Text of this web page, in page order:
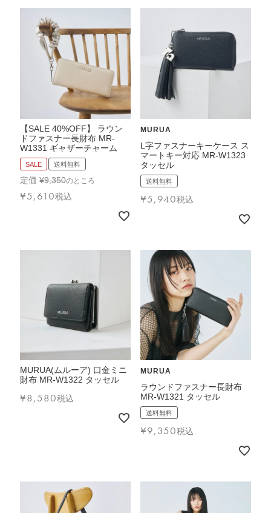
【SALE 40%OFF】 ラウン
ドファスナー長財布 MR-
W1331 ギャザーチャーム
SALE 送料無料
定価 ¥9,350のところ
¥5,610税込
MURUA
L字ファスナーキーケース ス
マートキー対応 MR-W1323
タッセル
送料無料
¥5,940税込
MURUA(ムルーア) 口金ミニ
財布 MR-W1322 タッセル
¥8,580税込
MURUA
ラウンドファスナー長財布
MR-W1321 タッセル
送料無料
¥9,350税込